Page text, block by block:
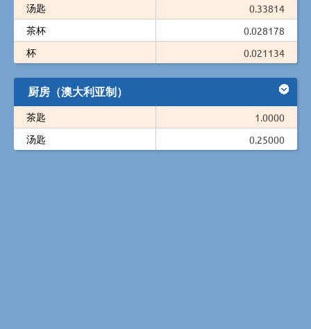
汤匙
0.33814
茶杯
0.028178
杯
0.021134
厨房（澳大利亚制）
茶匙
1.0000
汤匙
0.25000